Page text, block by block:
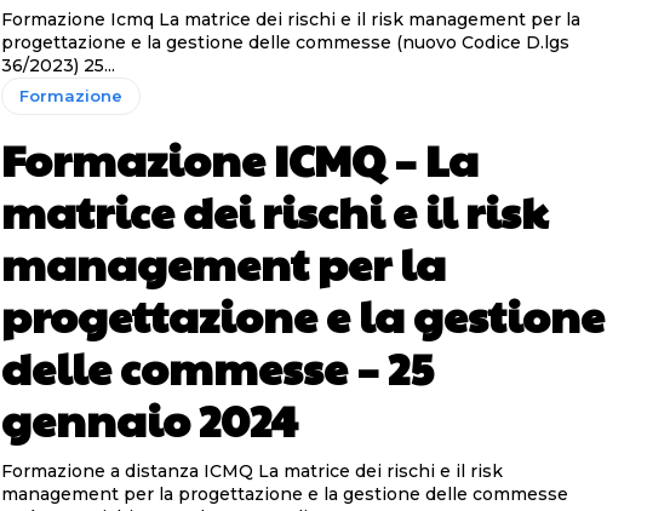
Formazione Icmq La matrice dei rischi e il risk management per la
progettazione e la gestione delle commesse (nuovo Codice D.lgs
36/2023) 25...
Formazione
Formazione ICMQ – La
matrice dei rischi e il risk
management per la
progettazione e la gestione
delle commesse – 25
gennaio 2024
Formazione a distanza ICMQ La matrice dei rischi e il risk
management per la progettazione e la gestione delle commesse